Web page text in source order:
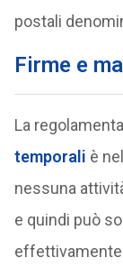
postali
Firme e
La
temporali è
nessuna
e quindi può